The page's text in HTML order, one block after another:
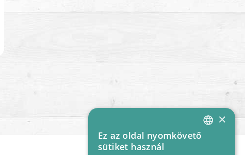
HUNGARIAN
×
Ez az oldal nyomkövető
sütiket használ